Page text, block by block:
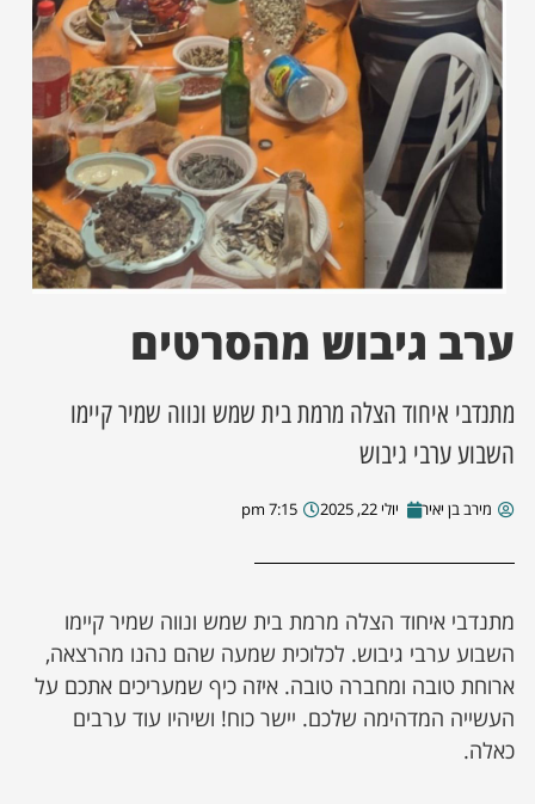
מסע מלחמה
השבוע
ערב גיבוש מהסרטים
מתנדבי איחוד הצלה מרמת בית שמש ונווה שמיר קיימו
השבוע ערבי גיבוש
מירב בן יאיר יולי 22, 2025 7:15 pm
מתנדבי איחוד הצלה מרמת בית שמש ונווה שמיר קיימו
השבוע ערבי גיבוש. לכלוכית שמעה שהם נהנו מהרצאה,
ארוחת טובה ומחברה טובה. איזה כיף שמעריכים אתכם על
העשייה המדהימה שלכם. יישר כוח! ושיהיו עוד ערבים
כאלה.